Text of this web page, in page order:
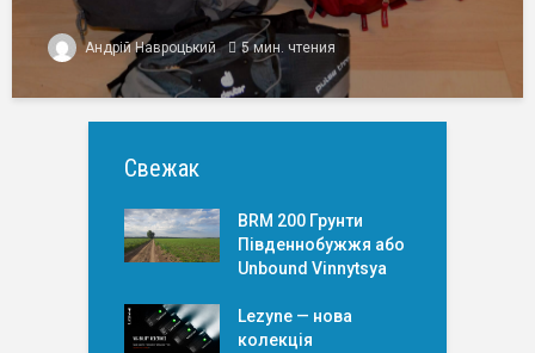
Андрій Навроцький 5 мин. чтения
Свежак
BRM 200 Грунти
Південнобужжя або
Unbound Vinnytsya
Lezyne — нова
колекція